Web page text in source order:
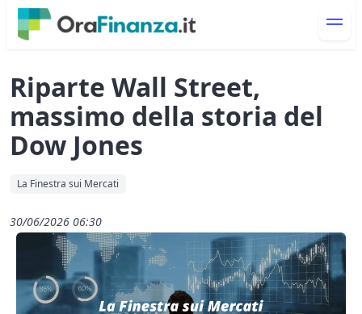
Riparte Wall Street,
massimo della storia del
Dow Jones
La Finestra sui Mercati
30/06/2026 06:30